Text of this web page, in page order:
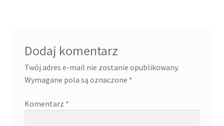
Dodaj komentarz
Twój adres e-mail nie zostanie opublikowany.
Wymagane pola są oznaczone *
Komentarz *